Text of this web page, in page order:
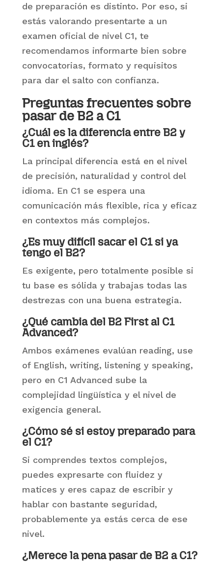
de preparación es distinto. Por eso, si
estás valorando presentarte a un
examen oficial de nivel C1, te
recomendamos informarte bien sobre
convocatorias, formato y requisitos
para dar el salto con confianza.
Preguntas frecuentessobre
pasar de B2 a C1
¿Cuál es la diferencia entre B2 y
C1 en inglés?
La principal diferencia está en el nivel
de precisión, naturalidad y control del
idioma. En C1 se espera una
comunicación más flexible, rica y eficaz
en contextos más complejos.
¿Es muy difícil sacar el C1 si ya
tengo el B2?
Es exigente, pero totalmente posible si
tu base es sólida y trabajas todas las
destrezas con una buena estrategia.
¿Qué cambia del B2 First al C1
Advanced?
Ambos exámenes evalúan reading, use
of English, writing, listening y speaking,
pero en C1 Advanced sube la
complejidad lingüística y el nivel de
exigencia general.
¿Cómo sé si estoy preparado para
el C1?
Si comprendes textos complejos,
puedes expresarte con fluidez y
matices y eres capaz de escribir y
hablar con bastante seguridad,
probablemente ya estás cerca de ese
nivel.
¿Merece la pena pasar de B2 a C1?